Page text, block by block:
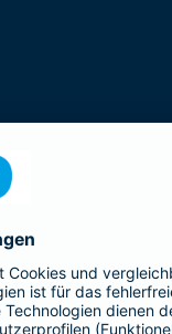
der Gothaer